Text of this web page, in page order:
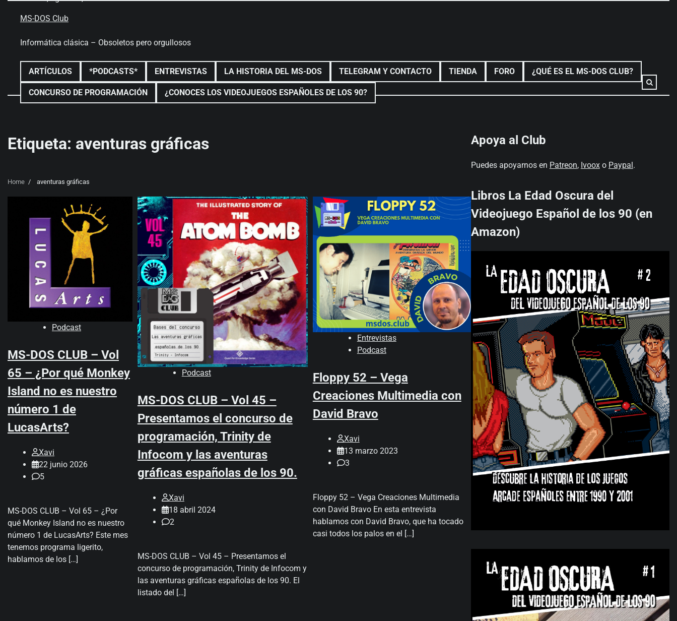
MS-DOS Club
Informática clásica – Obsoletos pero orgullosos
ARTÍCULOS *PODCASTS* ENTREVISTAS LA HISTORIA DEL MS-DOS TELEGRAM Y CONTACTO TIENDA FORO ¿QUÉ ES EL MS-DOS CLUB?
CONCURSO DE PROGRAMACIÓN ¿CONOCES LOS VIDEOJUEGOS ESPAÑOLES DE LOS 90?
Etiqueta: aventuras gráficas
Home aventuras gráficas
Podcast
MS-DOS CLUB – Vol
65 – ¿Por qué Monkey
Island no es nuestro
número 1 de
LucasArts?
Xavi
22 junio 2026
5
MS-DOS CLUB – Vol 65 – ¿Por
qué Monkey Island no es nuestro
número 1 de LucasArts? Este mes
tenemos programa ligerito,
hablamos de los […]
Podcast
MS-DOS CLUB – Vol 45 –
Presentamos el concurso de
programación, Trinity de
Infocom y las aventuras
gráficas españolas de los 90.
Xavi
18 abril 2024
2
MS-DOS CLUB – Vol 45 – Presentamos el
concurso de programación, Trinity de Infocom y
las aventuras gráficas españolas de los 90. El
listado del […]
Entrevistas
Podcast
Floppy 52 – Vega
Creaciones Multimedia con
David Bravo
Xavi
13 marzo 2023
3
Floppy 52 – Vega Creaciones Multimedia
con David Bravo En esta entrevista
hablamos con David Bravo, que ha tocado
casi todos los palos en el […]
Apoya al Club
Puedes apoyarnos en Patreon, Ivooxo Paypal.
Libros La Edad Oscura del
Videojuego Español de los 90 (en
Amazon)